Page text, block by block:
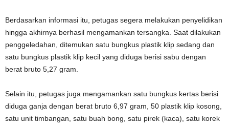
Berdasarkan informasi itu, petugas segera melakukan penyelidikan
hingga akhirnya berhasil mengamankan tersangka. Saat dilakukan
penggeledahan, ditemukan satu bungkus plastik klip sedang dan
satu bungkus plastik klip kecil yang diduga berisi sabu dengan
berat bruto 5,27 gram.
Selain itu, petugas juga mengamankan satu bungkus kertas berisi
diduga ganja dengan berat bruto 6,97 gram, 50 plastik klip kosong,
satu unit timbangan, satu buah bong, satu pirek (kaca), satu korek